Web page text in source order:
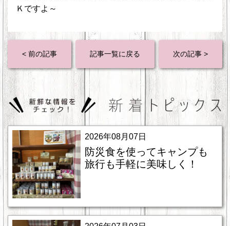
Ｋですよ～
< 前の記事 記事一覧に戻る 次の記事 >
2026年08月07日
防災食を使ってキャンプも
旅行も手軽に美味しく！